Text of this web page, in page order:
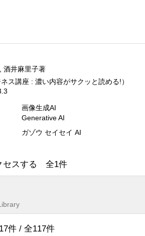
酒井麻里子著
ス講座 : 濃い内容がサクッと読める!）
画像生成AI
Generative AI
ガゾウ セイセイ AI
セスする 全1件
件 / 全117件